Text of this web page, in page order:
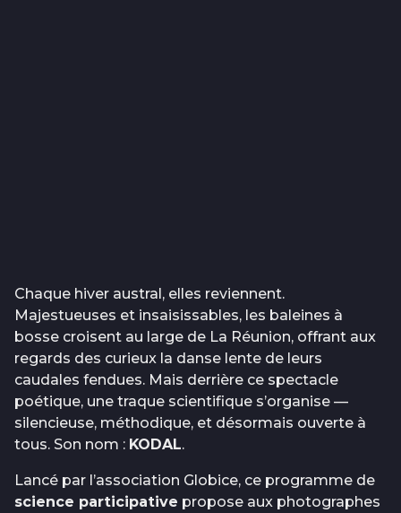
Chaque hiver austral, elles reviennent.
Majestueuses et insaisissables, les baleines à
bosse croisent au large de La Réunion, offrant aux
regards des curieux la danse lente de leurs
caudales fendues. Mais derrière ce spectacle
poétique, une traque scientifique s’organise —
silencieuse, méthodique, et désormais ouverte à
tous. Son nom : KODAL.
Lancé par l’association Globice, ce programme de
science participative propose aux photographes